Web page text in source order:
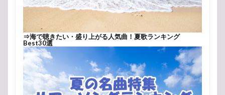
⇒海で聴きたい・盛り上がる人気曲！夏歌ランキング
Best30選